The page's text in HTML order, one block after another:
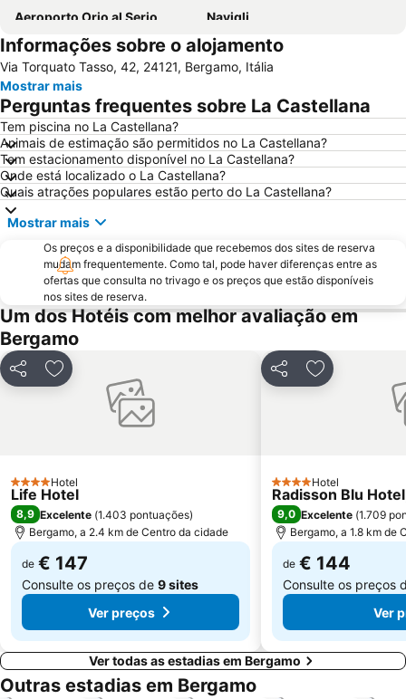
Aeroporto Orio al Serio
Navigli
Cidade Alta de Bérgamo
Stazione di Bergamo
San Siro
Stazione Porta Garibaldi
Lampugnano Metro Station
Autodromo Nazionale Monza
Teatro alla Scala
San Siro Stadio Metro Station
Cadorna – Triennale Metro Station
Porta Romana
Porta Garibaldi
Porta Venezia
Galeria Vittorio Emanuele II
Porto Como
FieraMilano
Museo del Duomo di Milano
Funicolare di Città Alta
Teatro Sociale Como
Boccaleone
Garibaldi Metro Station
Teatro dal Verme
Bicocca
San Siro Ippodromo Metro Station
Stazione Milano Lambrate
Castelo Sforzeco
Porta Genova
Porta Venezia Metro Station
Moscova Metro Station
Duomo Metro Station
Abbiategrasso Metro Station
Stazione Monza
Informações sobre o alojamento
Via Torquato Tasso, 42, 24121, Bergamo, Itália
Mostrar mais
Perguntas frequentes sobre La Castellana
Tem piscina no La Castellana?
Animais de estimação são permitidos no La Castellana?
Tem estacionamento disponível no La Castellana?
Onde está localizado o La Castellana?
Quais atrações populares estão perto do La Castellana?
Mostrar mais
Os preços e a disponibilidade que recebemos dos sites de reserva
mudam frequentemente. Como tal, pode haver diferenças entre as
ofertas que consulta no trivago e os preços que estão disponíveis
nos sites de reserva.
Um dos Hotéis com melhor avaliação em
Bergamo
PartilharAdicionar aos favoritos
4 Estrelas
Hotel
Life Hotel
8,9 Excelente (1.403 pontuações)
Bergamo, a 2.4 km de Centro da cidade
de € 147
Consulte os preços de 9 sites
Ver preços
PartilharAdicionar
4 Estrelas
Hotel
Radisson Blu
9,0 Excelente (1.709
Bergamo, a 1.8 km de
de € 144
Consulte os preços
Ver
Ver todas as estadias em Bergamo
Outras estadias em Bergamo